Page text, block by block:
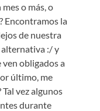
o más, o
Encontramos la
de nuestra
:/ y
ven obligados a
último, me
vez algunos
durante